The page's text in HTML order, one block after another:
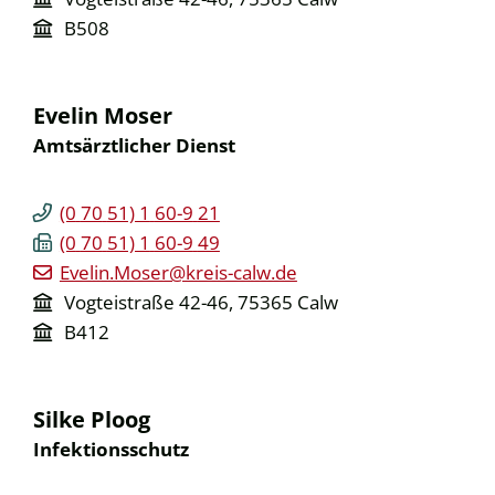
B508
Evelin Moser
Amtsärztlicher Dienst
(0 70 51) 1 60-9 21
(0 70 51) 1 60-9 49
Evelin.Moser@kreis-calw.de
Vogteistraße 42-46, 75365 Calw
B412
Silke Ploog
Infektionsschutz